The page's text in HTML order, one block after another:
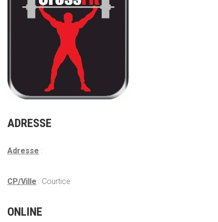
ADRESSE
Adresse :
CP/Ville : Courtice
ONLINE